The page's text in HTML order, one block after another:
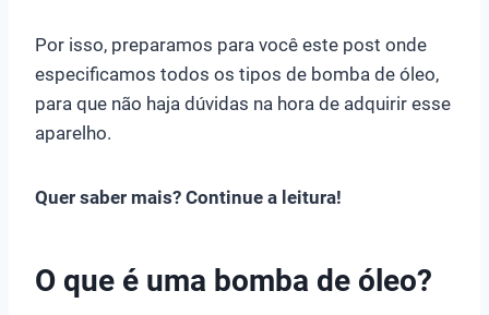
Por isso, preparamos para você este post onde
especificamos todos os tipos de bomba de óleo,
para que não haja dúvidas na hora de adquirir esse
aparelho.
Quer saber mais? Continue a leitura!
O que é uma bomba de óleo?